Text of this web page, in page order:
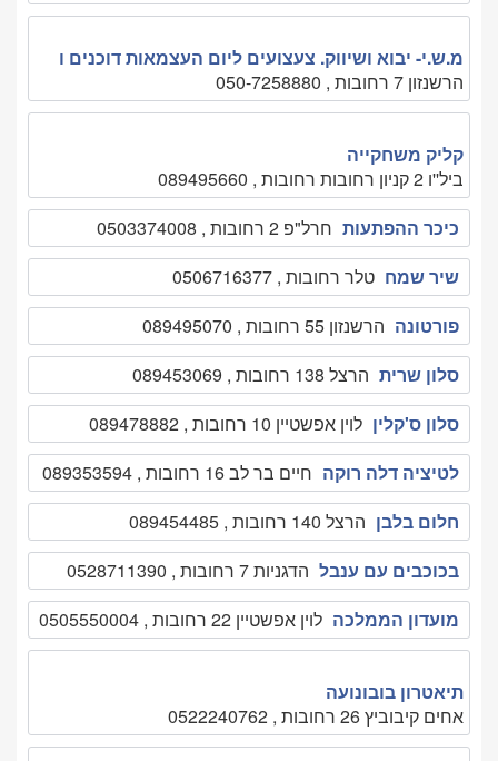
מ.ש.י- יבוא ושיווק. צעצועים ליום העצמאות דוכנים ו
הרשנזון 7 רחובות , 050-7258880
קליק משחקייה
ביל''ו 2 קניון רחובות רחובות , 089495660
כיכר ההפתעות חרל"פ 2 רחובות , 0503374008
שיר שמח טלר רחובות , 0506716377
פורטונה הרשנזון 55 רחובות , 089495070
סלון שרית הרצל 138 רחובות , 089453069
סלון ס'קלין לוין אפשטיין 10 רחובות , 089478882
לטיציה דלה רוקה חיים בר לב 16 רחובות , 089353594
חלום בלבן הרצל 140 רחובות , 089454485
בכוכבים עם ענבל הדגניות 7 רחובות , 0528711390
מועדון הממלכה לוין אפשטיין 22 רחובות , 0505550004
תיאטרון בובונועה
אחים קיבוביץ 26 רחובות , 0522240762